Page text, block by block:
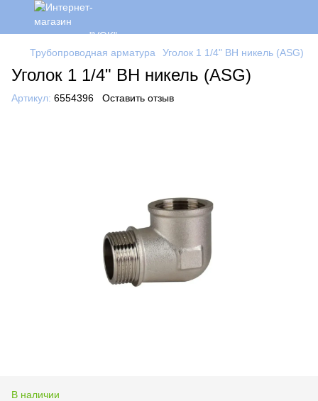
Трубопроводная арматура Уголок 1 1/4" ВН никель (ASG)
Уголок 1 1/4" ВН никель (ASG)
Артикул: 6554396 Оставить отзыв
В наличии